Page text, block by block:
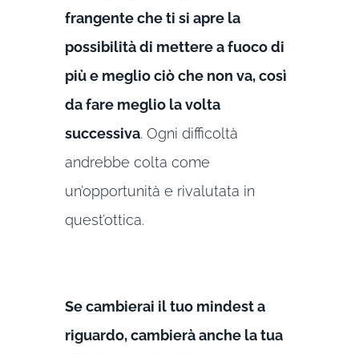
frangente che ti si apre la
possibilità di mettere a fuoco di
più e meglio ciò che non va, così
da fare meglio la volta
successiva. Ogni difficoltà
andrebbe colta come
un’opportunità e rivalutata in
quest’ottica.
Se cambierai il tuo mindest a
riguardo, cambierà anche la tua